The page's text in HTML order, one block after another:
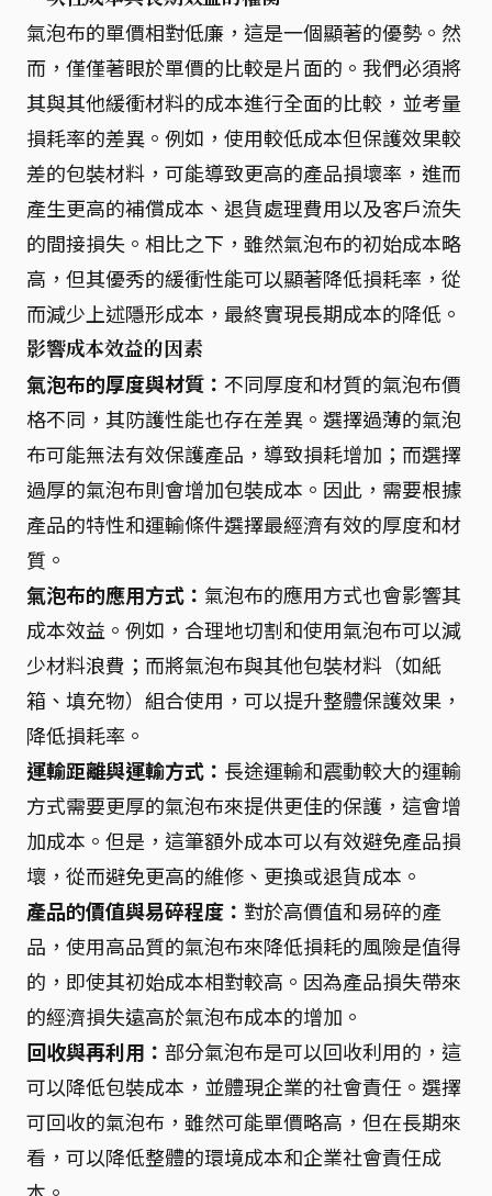
氣泡布的單價相對低廉，這是一個顯著的優勢。然
而，僅僅著眼於單價的比較是片面的。我們必須將
其與其他緩衝材料的成本進行全面的比較，並考量
損耗率的差異。例如，使用較低成本但保護效果較
差的包裝材料，可能導致更高的產品損壞率，進而
產生更高的補償成本、退貨處理費用以及客戶流失
的間接損失。相比之下，雖然氣泡布的初始成本略
高，但其優秀的緩衝性能可以顯著降低損耗率，從
而減少上述隱形成本，最終實現長期成本的降低。
影響成本效益的因素
氣泡布的厚度與材質： 不同厚度和材質的氣泡布價
格不同，其防護性能也存在差異。選擇過薄的氣泡
布可能無法有效保護產品，導致損耗增加；而選擇
過厚的氣泡布則會增加包裝成本。因此，需要根據
產品的特性和運輸條件選擇最經濟有效的厚度和材
質。
氣泡布的應用方式： 氣泡布的應用方式也會影響其
成本效益。例如，合理地切割和使用氣泡布可以減
少材料浪費；而將氣泡布與其他包裝材料（如紙
箱、填充物）組合使用，可以提升整體保護效果，
降低損耗率。
運輸距離與運輸方式： 長途運輸和震動較大的運輸
方式需要更厚的氣泡布來提供更佳的保護，這會增
加成本。但是，這筆額外成本可以有效避免產品損
壞，從而避免更高的維修、更換或退貨成本。
產品的價值與易碎程度： 對於高價值和易碎的產
品，使用高品質的氣泡布來降低損耗的風險是值得
的，即使其初始成本相對較高。因為產品損失帶來
的經濟損失遠高於氣泡布成本的增加。
回收與再利用： 部分氣泡布是可以回收利用的，這
可以降低包裝成本，並體現企業的社會責任。選擇
可回收的氣泡布，雖然可能單價略高，但在長期來
看，可以降低整體的環境成本和企業社會責任成